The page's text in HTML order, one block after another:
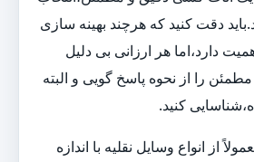
دقت کنید که هرچند بهینه سازی
دارد،اما هر ارزانی بی دلیل
را از نحوه پاسخ گویی و البته
کنید.
از انواع وسایل نقلیه با اندازه